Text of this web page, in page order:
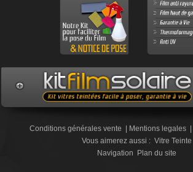
Conditions générales vente | Mentions legales |
Vous aimerez aussi : Vitre Teinte
Navigation Plan du site